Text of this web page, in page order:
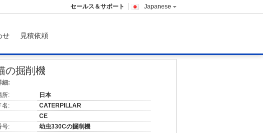
Japanese
セールス＆サポート
せ 見積依頼
の掘削機
細:
所:
日本
名:
CATERPILLAR
CE
号:
幼虫330Cの掘削機